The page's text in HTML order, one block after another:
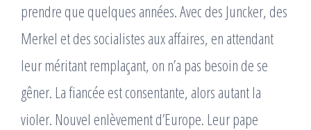
prendre que quelques années. Avec des Juncker, des
Merkel et des socialistes aux affaires, en attendant
leur méritant remplaçant, on n’a pas besoin de se
gêner. La fiancée est consentante, alors autant la
violer. Nouvel enlèvement d’Europe. Leur pape